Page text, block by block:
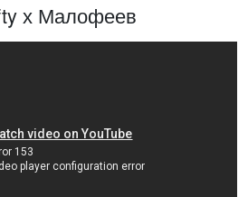
х Малофеев